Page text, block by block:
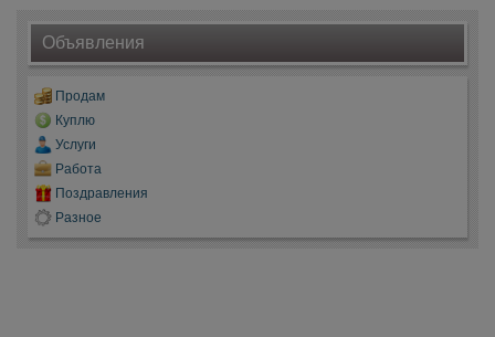
Объявления
Продам
Куплю
Услуги
Работа
Поздравления
Разное